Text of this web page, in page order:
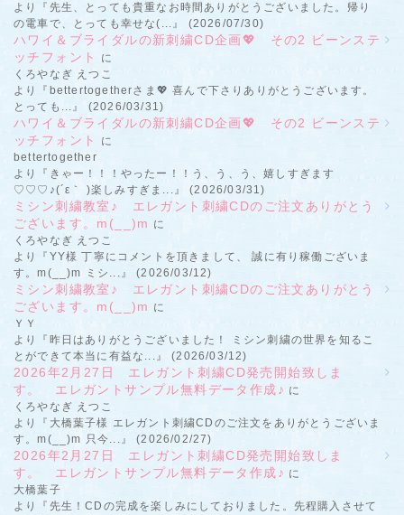
より『先生、とっても貴重なお時間ありがとうございました。帰り
の電車で、とっても幸せな(...』 (2026/07/30)
ハワイ＆ブライダルの新刺繍CD企画💖 その2 ビーンステ
ッチフォント
に
くろやなぎ えつこ
より『bettertogetherさま💖 喜んで下さりありがとうございます。
とっても...』 (2026/03/31)
ハワイ＆ブライダルの新刺繍CD企画💖 その2 ビーンステ
ッチフォント
に
bettertogether
より『きゃー！！！やったー！！う、う、う、嬉しすぎます
♡♡♡♪(´ε｀ )楽しみすぎま...』 (2026/03/31)
ミシン刺繍教室♪ エレガント刺繍CDのご注文ありがとう
ございます。m(__)m に
くろやなぎ えつこ
より『YY様 丁寧にコメントを頂きまして、 誠に有り稼働ございま
す。m(__)m ミシ...』 (2026/03/12)
ミシン刺繍教室♪ エレガント刺繍CDのご注文ありがとう
ございます。m(__)m に
ＹＹ
より『昨日はありがとうございました！ ミシン刺繍の世界を知るこ
とができて本当に有益な...』 (2026/03/12)
2026年2月27日 エレガント刺繍CD発売開始致しま
す。 エレガントサンプル無料データ作成♪ に
くろやなぎ えつこ
より『大橋葉子様 エレガント刺繍CDのご注文をありがとうございま
す。m(__)m 只今...』 (2026/02/27)
2026年2月27日 エレガント刺繍CD発売開始致しま
す。 エレガントサンプル無料データ作成♪ に
大橋葉子
より『先生！CDの完成を楽しみにしておりました。先程購入させて